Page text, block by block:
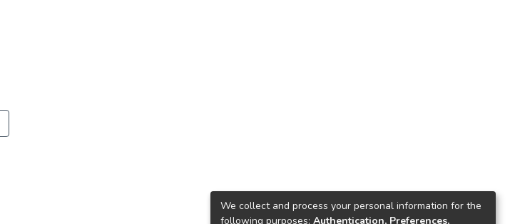
We collect and process your personal information for the
following purposes: Authentication, Preferences,